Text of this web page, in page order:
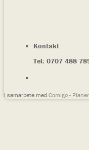
Kontakt
Tel: 0707 488
I samarbete med Comigo -